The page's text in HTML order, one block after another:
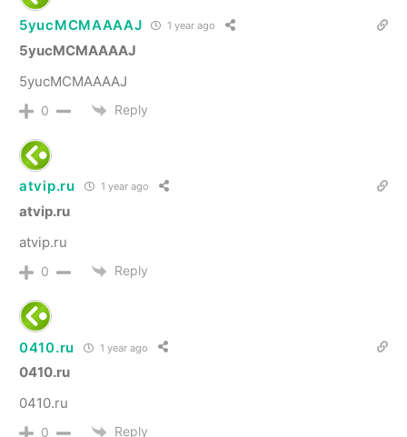
5yucMCMAAAAJ 1 year ago
5yucMCMAAAAJ
5yucMCMAAAAJ
0 Reply
atvip.ru 1 year ago
atvip.ru
atvip.ru
0 Reply
0410.ru 1 year ago
0410.ru
0410.ru
0 Reply